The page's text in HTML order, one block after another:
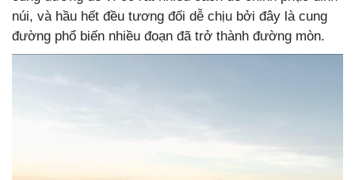
núi, và hầu hết đều tương đối dễ chịu bởi đây là cung
đường phổ biến nhiều đoạn đã trở thành đường mòn.